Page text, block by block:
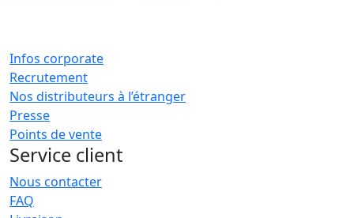
Infos corporate
Recrutement
Nos distributeurs à l’étranger
Presse
Points de vente
Service client
Nous contacter
FAQ